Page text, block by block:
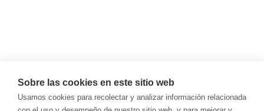
Sobre las cookies en este sitio web
Usamos cookies para recolectar y analizar información relacionada